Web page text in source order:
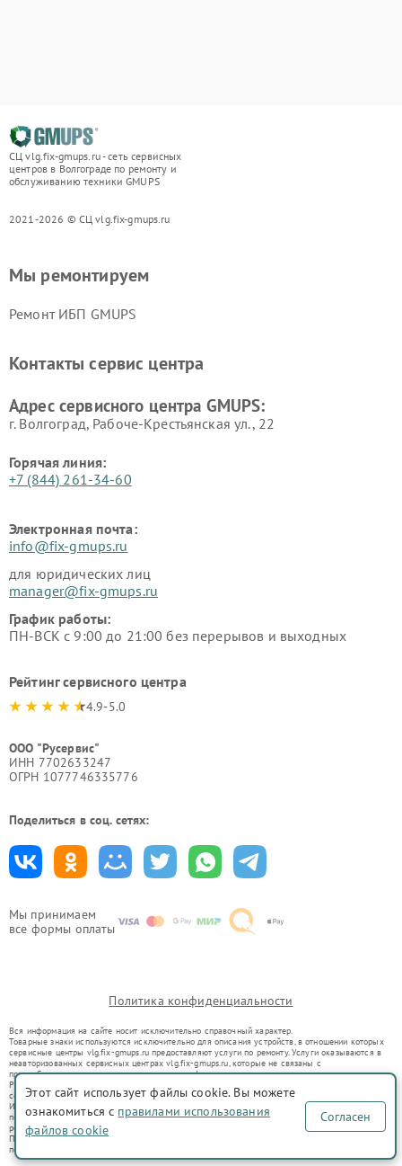
СЦ vlg.fix-gmups.ru - сеть сервисных
центров в Волгограде по ремонту и
обслуживанию техники GMUPS
2021-2026 © СЦ vlg.fix-gmups.ru
Мы принимаем
все формы оплаты
Мы ремонтируем
Ремонт ИБП GMUPS
Контакты сервис центра
Адрес сервисного центра GMUPS:
г. Волгоград, Рабоче-Крестьянская ул., 22
Горячая линия:
+7 (844) 261-34-60
Электронная почта:
info@fix-gmups.ru
для юридических лиц
manager@fix-gmups.ru
График работы:
ПН-ВСК с 9:00 до 21:00 без перерывов и выходных
Рейтинг сервисного центра
4.9-5.0
ООО "Русервис"
ИНН 7702633247
ОГРН 1077746335776
Поделиться в соц. сетях:
Политика конфиденциальности
Вся информация на сайте носит исключительно справочный характер.
Товарные знаки используются исключительно для описания устройств, в отношении которых
сервисные центры vlg.fix-gmups.ru предоставляют услуги по ремонту. Услуги оказываются в
неавторизованных сервисных центрах vlg.fix-gmups.ru, которые не связаны с
правообладателями товарных знаков или их официальными представителями.
Ремонт осуществляется для устройств, уже введенных в гражданский оборот в соответствии
со статьей 1487 ГК РФ.
Использование товарных знаков не преследует цели индивидуализации услуг или введения
потребителей в заблуждение, а служит для информирования о предоставляемых услугах по
ремонту техники указанных брендов.
Представленная на сайте информация не является публичной офертой, определяемой
положениями Статьи 437(2) Гражданского кодекса РФ
Этот сайт использует файлы cookie. Вы можете
ознакомиться с правилами использования
файлов cookie
Согласен